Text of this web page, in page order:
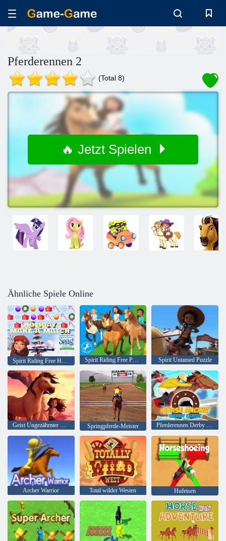
Pferderennen 2
(Total 8)
🔥 Jetzt Spielen
Ähnliche Spiele Online
Spirit Riding Free Holiday Make-a-Match Spirit Riding Free Puzzle Spirit Untamed Puzzle
Geist Ungezähmter Wilder Reiter Springpferde-Meister Pferderennen Derby Quest
Archer Warrior Total wilder Westen Hufeisen